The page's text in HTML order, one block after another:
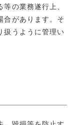
の業務遂行上、
合があります。そ
扱うように管理い